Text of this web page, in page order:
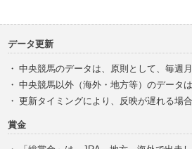
データ更新
・ 中央競馬のデータは、原則として、毎週
・ 中央競馬以外（海外・地方等）のデータ
・ 更新タイミングにより、反映が遅れる場合
賞金